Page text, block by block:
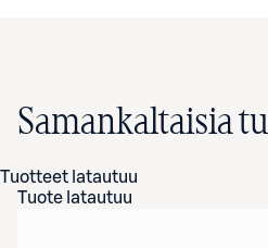
Samankaltaisia
Tuotteet latautuu
Tuote latautuu